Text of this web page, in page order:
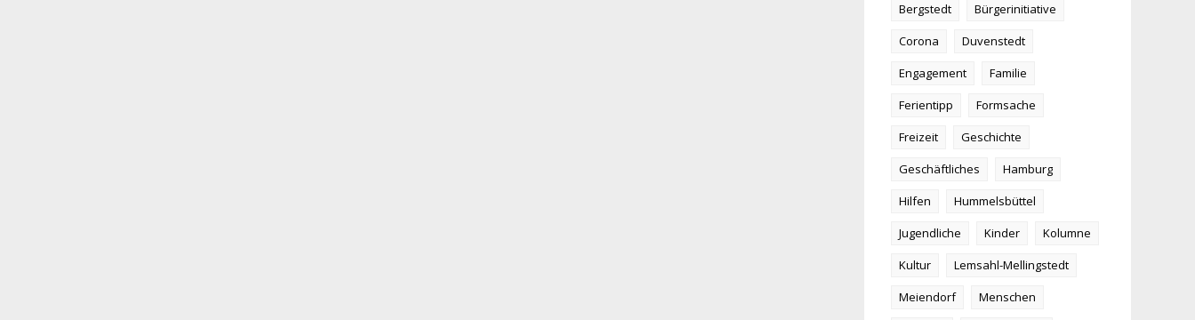
Bergstedt
Bürgerinitiative
Corona
Duvenstedt
Engagement
Familie
Ferientipp
Formsache
Freizeit
Geschichte
Geschäftliches
Hamburg
Hilfen
Hummelsbüttel
Jugendliche
Kinder
Kolumne
Kultur
Lemsahl-Mellingstedt
Meiendorf
Menschen